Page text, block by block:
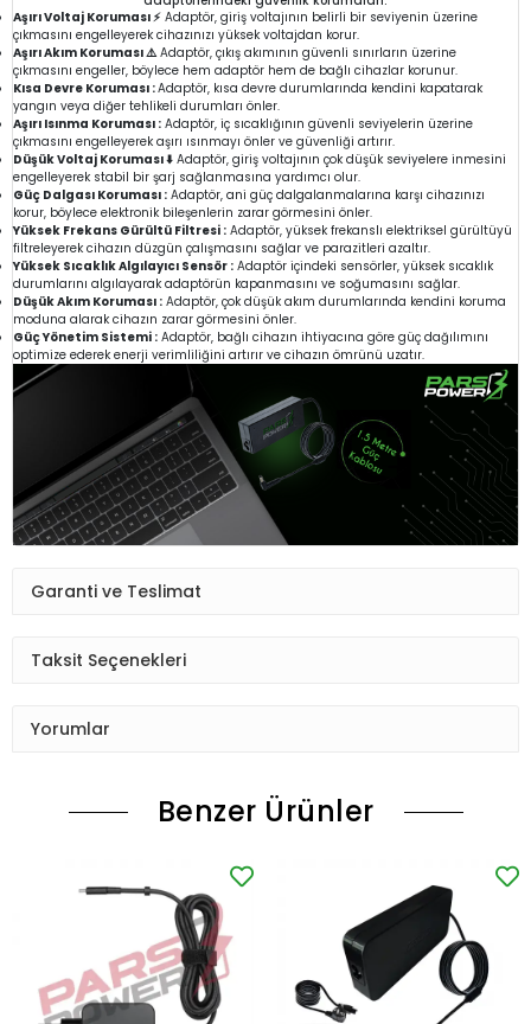
Aşırı Voltaj Koruması ⚡ Adaptör, giriş voltajının belirli bir seviyenin üzerine
çıkmasını engelleyerek cihazınızı yüksek voltajdan korur.
Aşırı Akım Koruması ⚠️Adaptör, çıkış akımının güvenli sınırların üzerine
çıkmasını engeller, böylece hem adaptör hem de bağlı cihazlar korunur.
Kısa Devre Koruması :Adaptör, kısa devre durumlarında kendini kapatarak
yangın veya diğer tehlikeli durumları önler.
Aşırı Isınma Koruması : Adaptör, iç sıcaklığının güvenli seviyelerin üzerine
çıkmasını engelleyerek aşırı ısınmayı önler ve güvenliği artırır.
Düşük Voltaj Koruması ⬇️ Adaptör, giriş voltajının çok düşük seviyelere inmesini
engelleyerek stabil bir şarj sağlanmasına yardımcı olur.
Güç Dalgası Koruması : Adaptör, ani güç dalgalanmalarına karşı cihazınızı
korur, böylece elektronik bileşenlerin zarar görmesini önler.
Yüksek Frekans Gürültü Filtresi : Adaptör, yüksek frekanslı elektriksel gürültüyü
filtreleyerek cihazın düzgün çalışmasını sağlar ve parazitleri azaltır.
Yüksek Sıcaklık Algılayıcı Sensör : Adaptör içindeki sensörler, yüksek sıcaklık
durumlarını algılayarak adaptörün kapanmasını ve soğumasını sağlar.
Düşük Akım Koruması : Adaptör, çok düşük akım durumlarında kendini koruma
moduna alarak cihazın zarar görmesini önler.
Güç Yönetim Sistemi : Adaptör, bağlı cihazın ihtiyacına göre güç dağılımını
optimize ederek enerji verimliliğini artırır ve cihazın ömrünü uzatır.
Garanti ve Teslimat
Taksit Seçenekleri
Yorumlar
Benzer Ürünler